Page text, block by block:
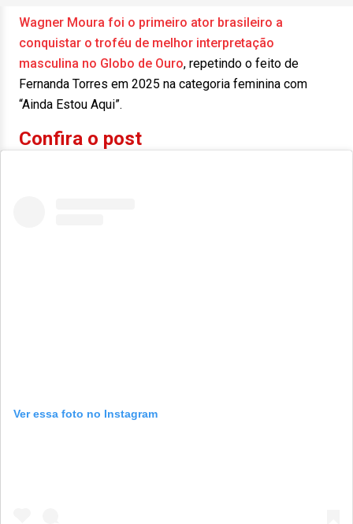
Wagner Moura foi o primeiro ator brasileiro a
conquistar o troféu de melhor interpretação
masculina no Globo de Ouro, repetindo o feito de
Fernanda Torres em 2025 na categoria feminina com
“Ainda Estou Aqui”.
Confira o post
Ver essa foto no Instagram